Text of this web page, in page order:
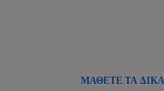
ΜΆΘΕΤΕ ΤΑ